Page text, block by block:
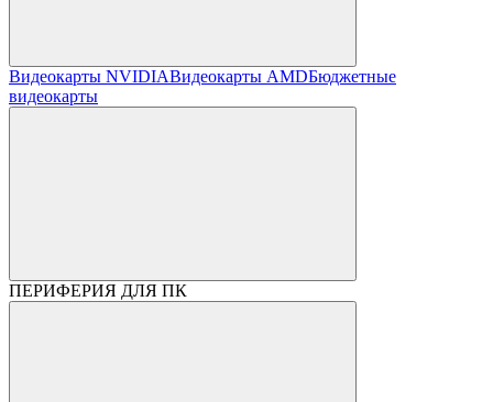
Видеокарты NVIDIAВидеокарты AMDБюджетные
видеокарты
ПЕРИФЕРИЯ ДЛЯ ПК